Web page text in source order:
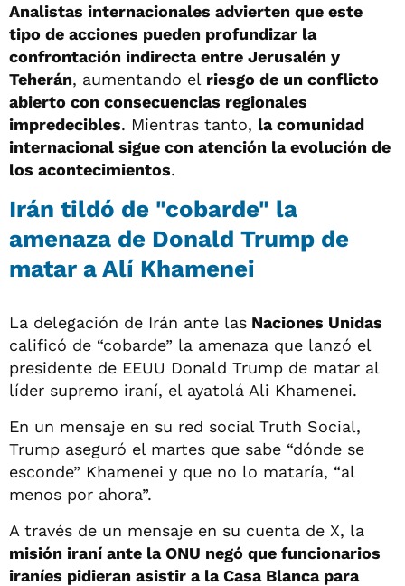
Analistas internacionales advierten que este
tipo de acciones pueden profundizar la
confrontación indirecta entre Jerusalén y
Teherán, aumentando el riesgo de un conflicto
abierto con consecuencias regionales
impredecibles. Mientras tanto, la comunidad
internacional sigue con atención la evolución de
los acontecimientos.
Irán tildó de "cobarde" la
amenaza de Donald Trump de
matar a Alí Khamenei
La delegación de Irán ante las Naciones Unidas
calificó de “cobarde” la amenaza que lanzó el
presidente de EEUU Donald Trump de matar al
líder supremo iraní, el ayatolá Ali Khamenei.
En un mensaje en su red social Truth Social,
Trump aseguró el martes que sabe “dónde se
esconde” Khamenei y que no lo mataría, “al
menos por ahora”.
A través de un mensaje en su cuenta de X, la
misión iraní ante la ONU negó que funcionarios
iraníes pidieran asistir a la Casa Blanca para